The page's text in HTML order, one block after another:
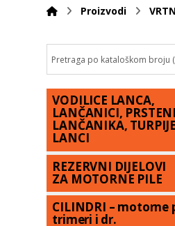
Proizvodi
VODILICE LANCA,
LANČANICI, PRSTENI
LANČANIKA,
LANCI
REZERVNI DIJELOVI
ZA MOTORNE PILE
CILINDRI – motorne
trimeri i dr.